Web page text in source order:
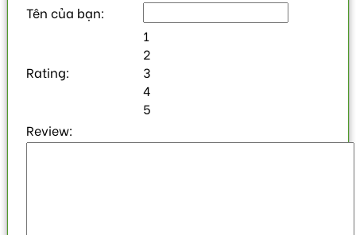
Tên của bạn:
Rating:
1
2
3
4
5
Review: